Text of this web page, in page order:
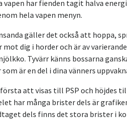
har fienden tagit halva
hela vapen menyn.
gäller det också att hoppa,
mot dig i horder och är av
Tyvärr känns bossarna
är en del i dina vänners
att visas till PSP och höjdes
har många brister dels är
dels finns det stora brister i